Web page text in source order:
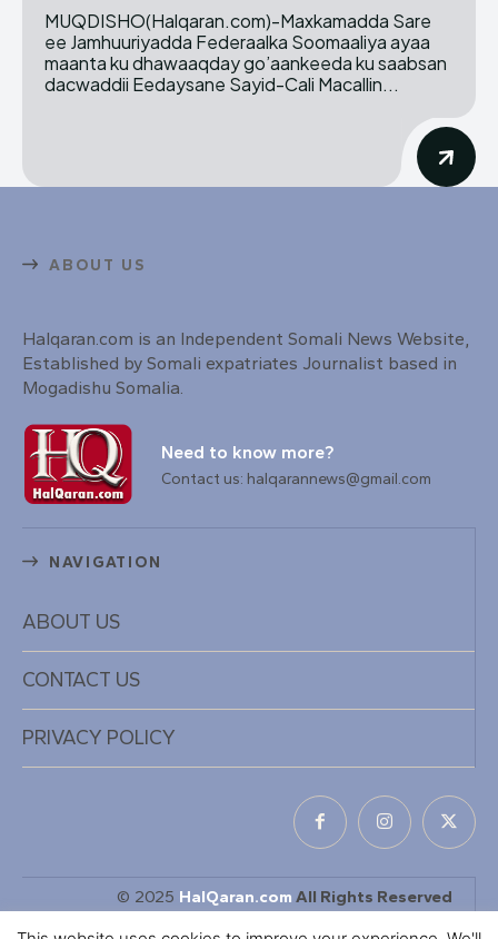
MUQDISHO(Halqaran.com)-Maxkamadda Sare
ee Jamhuuriyadda Federaalka Soomaaliya ayaa
maanta ku dhawaaqday go’aankeeda ku saabsan
dacwaddii Eedaysane Sayid-Cali Macallin...
ABOUT US
Halqaran.com is an Independent Somali News Website,
Established by Somali expatriates Journalist based in
Mogadishu Somalia.
Need to know more?
Contact us: halqarannews@gmail.com
NAVIGATION
ABOUT US
CONTACT US
PRIVACY POLICY
© 2025 HalQaran.com All Rights Reserved